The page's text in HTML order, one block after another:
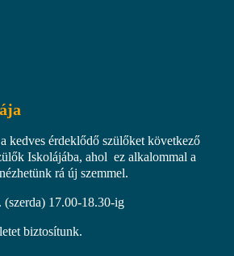
kedves érdeklődő szülőket következő
Iskolájába, ahol ez alkalommal a
rá új szemmel.
(szerda) 17.00-18.30-ig
biztosítunk.